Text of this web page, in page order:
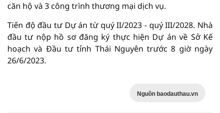
căn hộ và 3 công trình thương mại dịch vụ.
Tiến độ đầu tư Dự án từ quý II/2023 - quý III/2028. Nhà
đầu tư nộp hồ sơ đăng ký thực hiện Dự án về Sở Kế
hoạch và Đầu tư tỉnh Thái Nguyên trước 8 giờ ngày
26/6/2023.
Nguồn baodauthau.vn